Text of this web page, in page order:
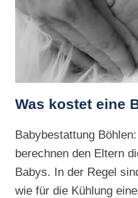
Was kostet eine
Babybestattung
berechnen den Eltern
Babys. In der Regel
wie für die Kühlung